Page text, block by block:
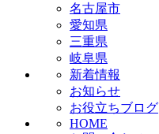
名古屋市
愛知県
三重県
岐阜県
新着情報
お知らせ
お役立ちブログ
HOME